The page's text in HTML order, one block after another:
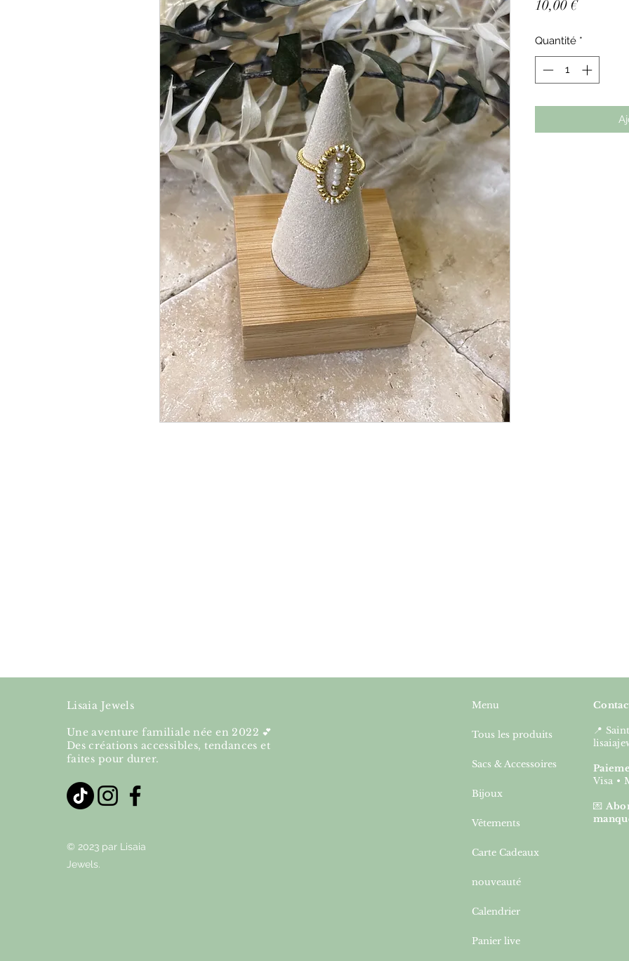
10,00 €Prix
Quantité *
Lisaia Jewels
Une aventure familiale née en 2022 💕
Des créations accessibles, tendances et
faites pour durer.
© 2023 par Lisaia
Jewels.
Menu
Tous les produits
Sacs & Accessoires
Bijoux
Vêtements
Carte Cadeaux
nouveauté
Calendrier
Panier live
📍
Visa •
💌